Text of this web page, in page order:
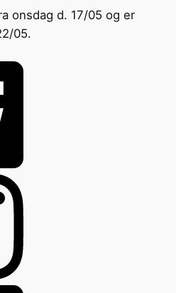
onsdag d. 17/05 og er
05.